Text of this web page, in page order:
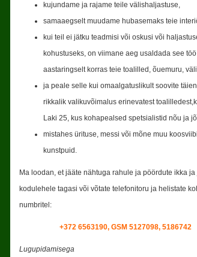
kujundame ja rajame teile välishaljastuse,
samaaegselt muudame hubasemaks teie
kui teil ei jätku teadmisi või oskusi või
kohustuseks, on viimane aeg usaldada see
aastaringselt korras teie toalilled, õuemuru,
ja peale selle kui omaalgatuslikult soovite
rikkalik valikuvõimalus erinevatest
Laki 25, kus kohapealsed spetsialistid nõu ja
mistahes ürituse, messi või mõne muu
kunstpuid.
Ma loodan, et jääte nähtuga rahule ja pöördute ikka
kodulehele tagasi või võtate telefonitoru ja helistate
numbritel:
+372 6563190, GSM 5127098, 5186742
Lugupidamisega